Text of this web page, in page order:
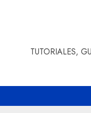
TUTORIALES,